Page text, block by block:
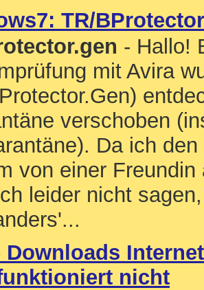
TR/
- Hallo!
mit Avira
verschoben
Da ich
von einer
leider nicht
Downloads
nicht